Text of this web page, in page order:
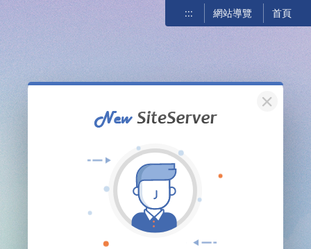
::: 網站導覽 首頁
關閉